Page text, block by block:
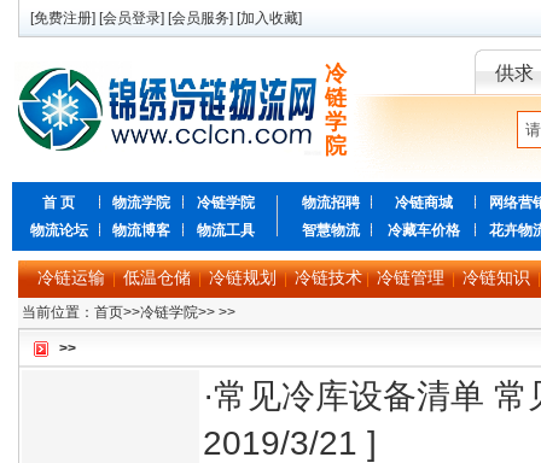
[免费注册] [会员登录] [会员服务] [加入收藏]
冷
链
学
院
供求
首 页 物流学院
冷链学院
物流论坛
物流博客 物流工具
物流招聘 冷链商城
网络营
智慧物流
冷藏车价格 花卉物
冷链运输 | 低温仓储 | 冷链规划 | 冷链技术 | 冷链管理 | 冷链知识 |
当前位置： 首页>>冷链学院>> >>
>>
·常见冷库设备清单
2019/3/21 ]